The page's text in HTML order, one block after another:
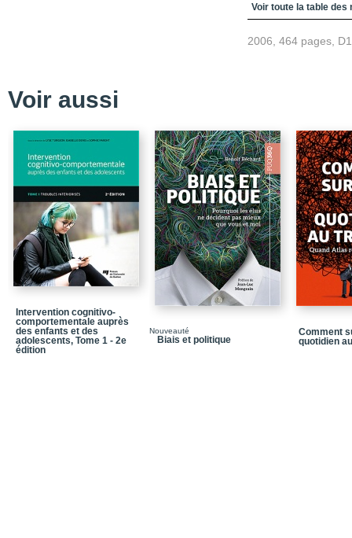
Introduction
filles
Chapitre 4_Un
des adolescentes
Chapitre
conduites des
Chapitre
Chapitre
comportement des
Partie 2_Clientèle
filles en début de
Voir toute la table des
2006, 464 pages,
Voir aussi
Intervention cognitivo-
comportementale auprès
des enfants et des
adolescents, Tome 1 - 2e
édition
Nouveauté
Biais et politique
Comment
quotidien